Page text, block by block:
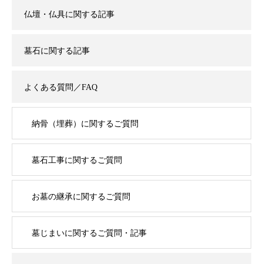
仏壇・仏具に関する記事
墓石に関する記事
よくある質問／FAQ
納骨（埋葬）に関するご質問
墓石工事に関するご質問
お墓の継承に関するご質問
墓じまいに関するご質問・記事